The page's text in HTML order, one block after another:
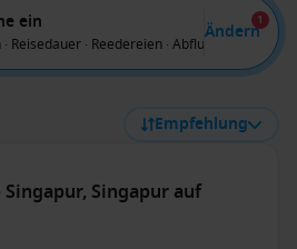
ein
Reisedauer · Reedereien · Abflug von
Ändern
1
Empfehlung
Singapur auf